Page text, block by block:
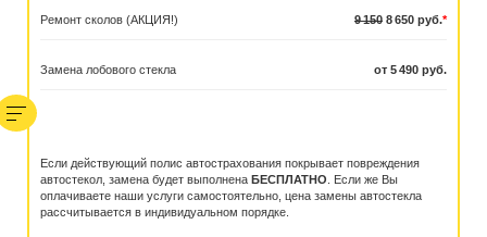
Ремонт сколов (АКЦИЯ!) 9 150 8 650 руб.*
Замена лобового стекла от 5 490 руб.
Если действующий полис автострахования покрывает повреждения
автостекол, замена будет выполнена БЕСПЛАТНО . Если же Вы
оплачиваете наши услуги самостоятельно, цена замены автостекла
рассчитывается в индивидуальном порядке.